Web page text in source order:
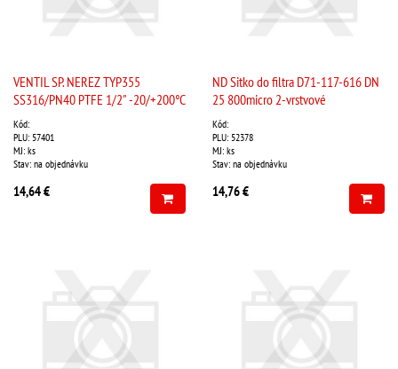
VENTIL SP. NEREZ TYP355
SS316/PN40 PTFE 1/2" -20/+200°C
Kód:
PLU: 57401
MJ: ks
Stav: na objednávku
14,64 €
ND Sitko do filtra D71-117-616 DN
25 800micro 2-vrstvové
Kód:
PLU: 52378
MJ: ks
Stav: na objednávku
14,76 €